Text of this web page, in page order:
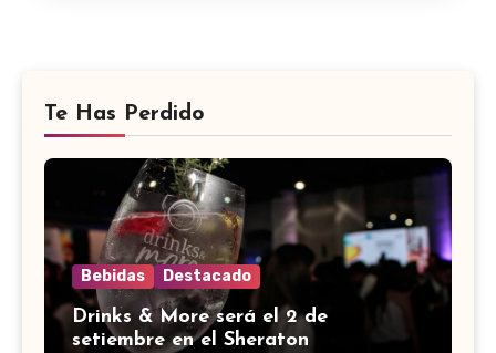
Te Has Perdido
Bebidas Destacado
Drinks & More será el 2 de
setiembre en el Sheraton